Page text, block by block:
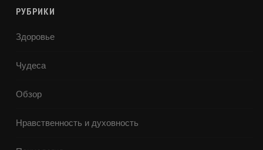
РУБРИКИ
Здоровье
Чудеса
Обзор
Нравственность и духовность